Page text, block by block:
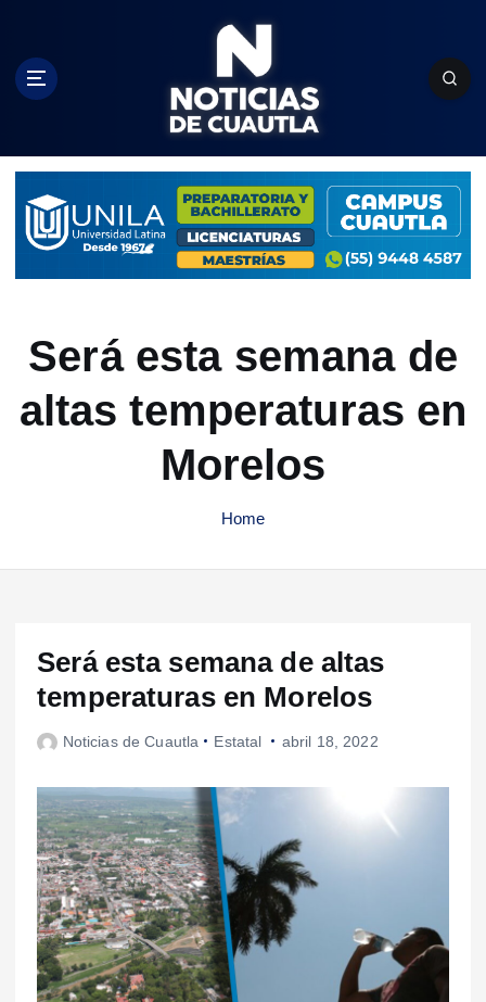
c
Será esta semana de
altas temperaturas en
Morelos
Home
Será esta semana de altas
temperaturas en Morelos
Noticias de Cuautla Estatal abril 18, 2022